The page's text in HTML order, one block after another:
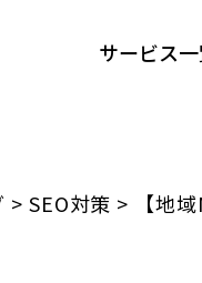
サービス
> SEO対策 > 【地